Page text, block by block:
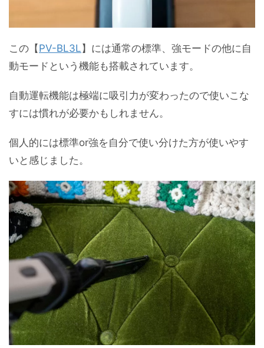
この【PV-BL3L】には通常の標準、強モードの他に自
動モードという機能も搭載されています。
自動運転機能は極端に吸引力が変わったので使いこな
すには慣れが必要かもしれません。
個人的には標準or強を自分で使い分けた方が使いやす
いと感じました。